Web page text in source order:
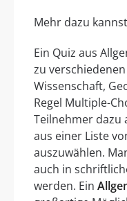
Mehr dazu
Ein Quiz aus
zu
Wissenschaft,
Regel Multiple-
Teilnehmer
aus einer Liste
auszuwählen.
auch in
werden. Ein